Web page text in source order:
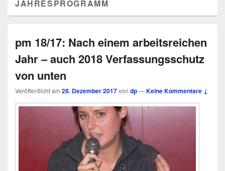
JAHRESPROGRAMM
pm 18/17: Nach einem arbeitsreichen
Jahr – auch 2018 Verfassungsschutz
von unten
Veröffentlicht am 28. Dezember 2017von dp—Keine Kommentare ↓